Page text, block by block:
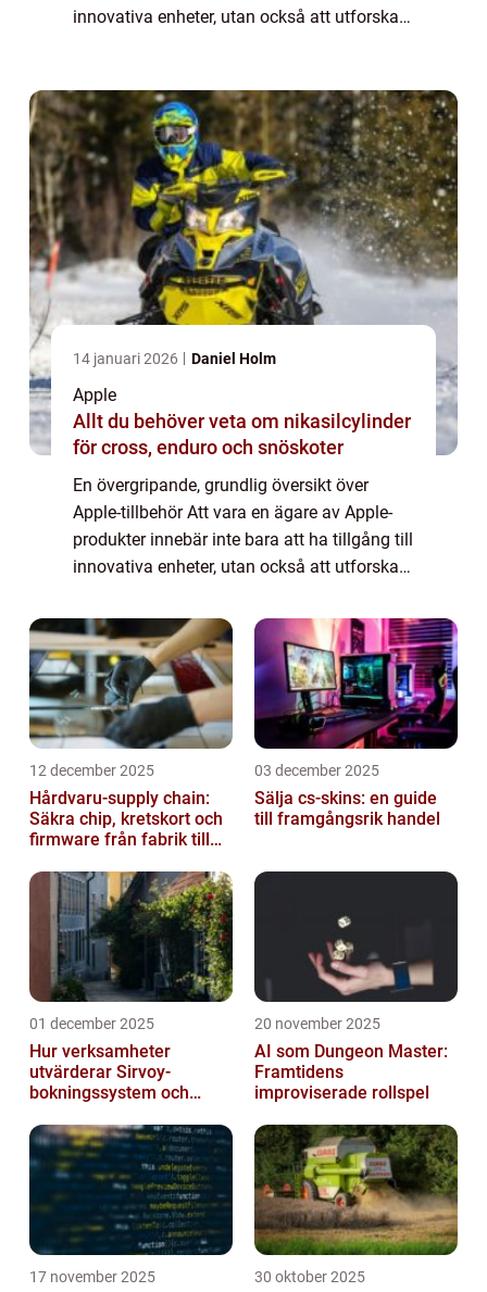
innovativa enheter, utan också att utforska
14 januari 2026 Daniel Holm
Apple
Allt du behöver veta om nikasilcylinder
för cross, enduro och snöskoter
En övergripande, grundlig översikt över
Apple-tillbehör Att vara en ägare av Apple-
produkter innebär inte bara att ha tillgång till
innovativa enheter, utan också att utforska
Dessa tillbehör är utformade för...
12 december 2025
Hårdvaru-supply chain:
Säkra chip, kretskort och
firmware från fabrik till
03 december 2025
Sälja cs-skins: en guide
till framgångsrik handel
01 december 2025
Hur verksamheter
utvärderar Sirvoy-
bokningssystem och
20 november 2025
AI som Dungeon Master:
Framtidens
improviserade rollspel
17 november 2025 30 oktober 2025